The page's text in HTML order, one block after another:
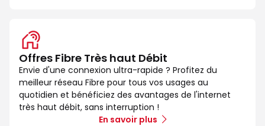
Offres Fibre Très haut Débit
Envie d'une connexion ultra-rapide ? Profitez du
meilleur réseau Fibre pour tous vos usages au
quotidien et bénéficiez des avantages de l'internet
très haut débit, sans interruption !
En savoir plus